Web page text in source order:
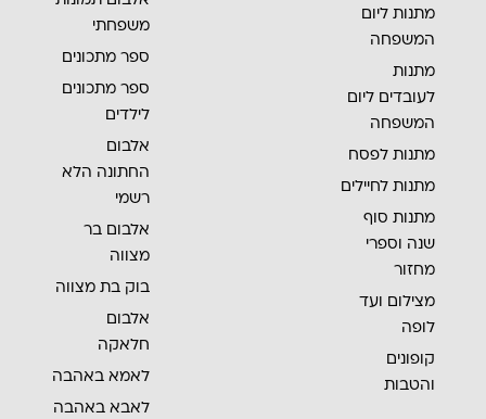
מתנות ליום
המשפחה
מתנות
לעובדים ליום
המשפחה
מתנות לפסח
מתנות לחיילים
מתנות סוף
שנה וספרי
מחזור
מצילום ועד
לופה
קופונים
והטבות
משפחתי
ספר מתכונים
ספר מתכונים
לילדים
אלבום
החתונה הלא
רשמי
אלבום בר
מצווה
בוק בת מצווה
אלבום
חלאקה
לאמא באהבה
לאבא באהבה